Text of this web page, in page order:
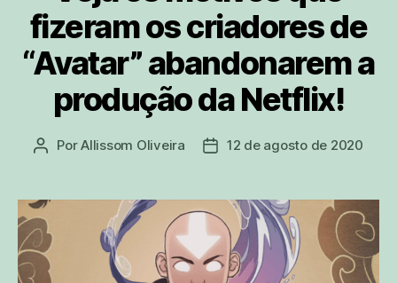
fizeram os criadores de
“Avatar” abandonarem a
produção da Netflix!
Autor
PorAllissom Oliveira
Data12 de agosto de 2020